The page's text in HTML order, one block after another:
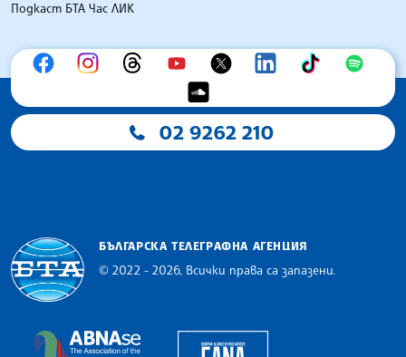
Подкаст БТА Час ЛИК
02 9262 210
БЪЛГАРСКА ТЕЛЕГРАФНА АГЕНЦИЯ
© 2022 - 2026, Всички права са запазени.
The Assocoation of the Balkan News Agencies